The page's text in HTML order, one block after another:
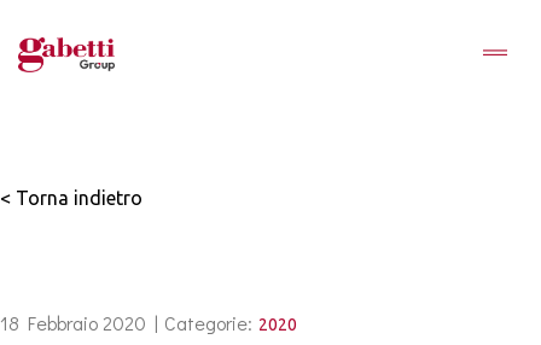
< Torna indietro
18 Febbraio 2020 | Categorie: 2020